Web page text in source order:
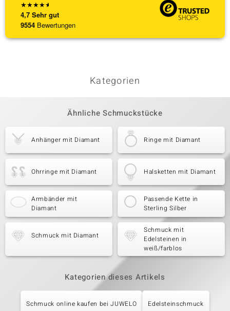
★★★★★
4,7 Sehr gut
9554 Bewertungen
Kategorien
Ähnliche Schmuckstücke
Anhänger mit Diamant Ringe mit Diamant
Ohrringe mit Diamant Halsketten mit Diamant
Armbänder mit
Diamant
Passende Kette in
Sterling Silber
Schmuck mit Diamant
Schmuck mit
Edelsteinen in
weiß/farblos
Kategorien dieses Artikels
Schmuck online kaufen bei JUWELO Edelsteinschmuck